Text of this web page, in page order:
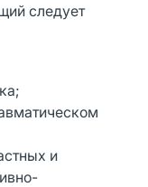
следует
и